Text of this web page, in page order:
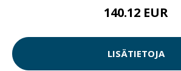
140.12 EUR
LISÄTIETOJA